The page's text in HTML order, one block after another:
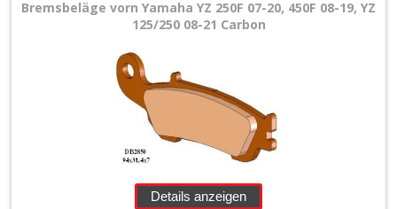
Bremsbeläge vorn Yamaha YZ 250F 07-20, 450F 08-19, YZ
125/250 08-21 Carbon
Details anzeigen